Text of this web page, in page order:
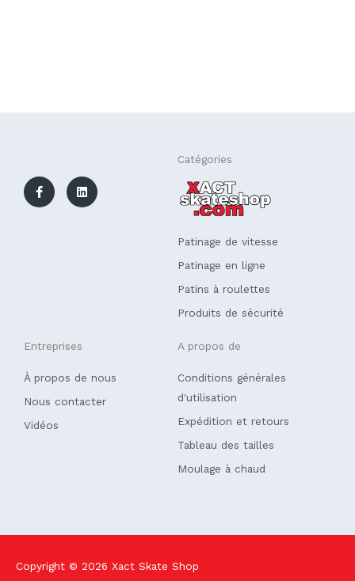
c
e
b
n
k
e
Catégories
Patinage de vitesse
Patinage en ligne
Patins à roulettes
Produits de sécurité
Entreprises
À propos de nous
Nous contacter
Vidéos
A propos de
Conditions générales
d'utilisation
Expédition et retours
Tableau des tailles
Moulage à chaud
Copyright © 2026 Xact Skate Shop